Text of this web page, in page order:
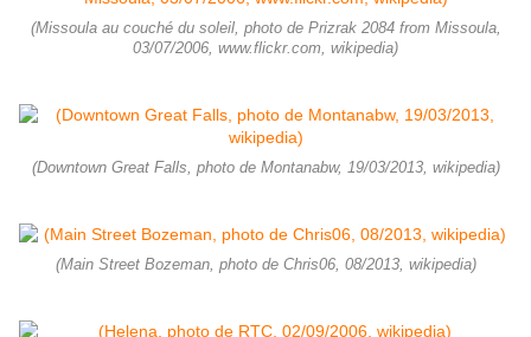
(Missoula au couché du soleil, photo de Prizrak 2084 from Missoula,
03/07/2006, www.flickr.com, wikipedia)
(Downtown Great Falls, photo de Montanabw, 19/03/2013, wikipedia)
(Main Street Bozeman, photo de Chris06, 08/2013, wikipedia)